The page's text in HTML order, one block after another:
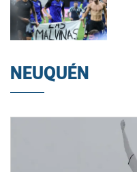
NEUQUÉN